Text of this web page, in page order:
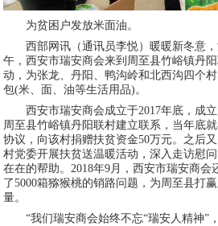
为贫困户发放米面油。
西部网讯（通讯员李悦）暖暖新冬意
午，西安市瑞安商会来到周至县竹峪镇丹
动，为张龙、丹阳、鸭沟岭和北西沟四个
包(米、面、油等生活用品)。
西安市瑞安商会成立于2017年底，成
周至县竹峪镇丹阳联村建立联系，当年底
协议，向该村捐赠扶贫资金50万元。之后
村党委开展扶贫送温暖活动，深入走访慰
在在的帮助。2018年9月，西安市瑞安商会
了5000箱猕猴桃的销路问题，为周至县打
量。
“我们瑞安商会始终不忘“瑞安人精神”